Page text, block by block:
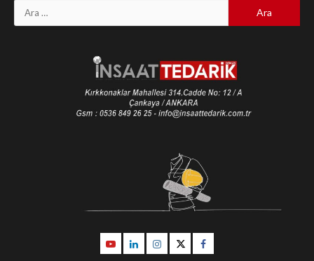
Arama:
YoutubeLinkedinİnstagram
TwitterFacebook